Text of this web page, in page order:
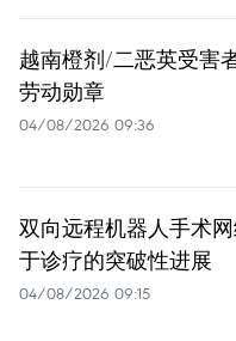
越南橙剂/二恶英受害
劳动勋章
04/08/2026 09:36
双向远程机器人手术
于诊疗的突破性进展
04/08/2026 09:15